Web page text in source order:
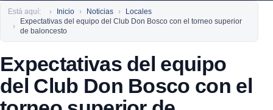
Está aquí: Inicio Noticias
Locales
Expectativas del equipo del Club Don Bosco con el torneo superior
de baloncesto
Expectativas del equipo
del Club Don Bosco con el